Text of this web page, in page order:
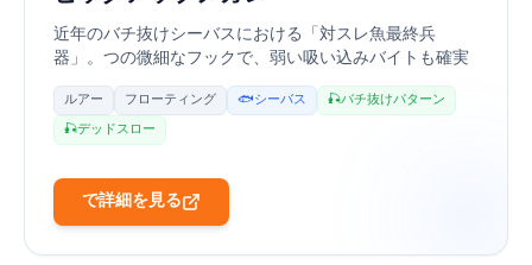
近年のバチ抜けシーバスにおける「対スレ魚最終兵
器」。4つの微細なフックで、弱い吸い込みバイトも確実
にフッキングに持ち込む脅威のキャッチ率を誇ります。
ルアー フローティング 🐟 シーバス 🎣 バチ抜けパターン
🎣 デッドスロー
Amazonで詳細を見る